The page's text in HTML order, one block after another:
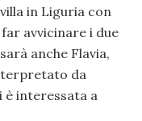
in Liguria con
avvicinare i due
anche Flavia,
da
è interessata a